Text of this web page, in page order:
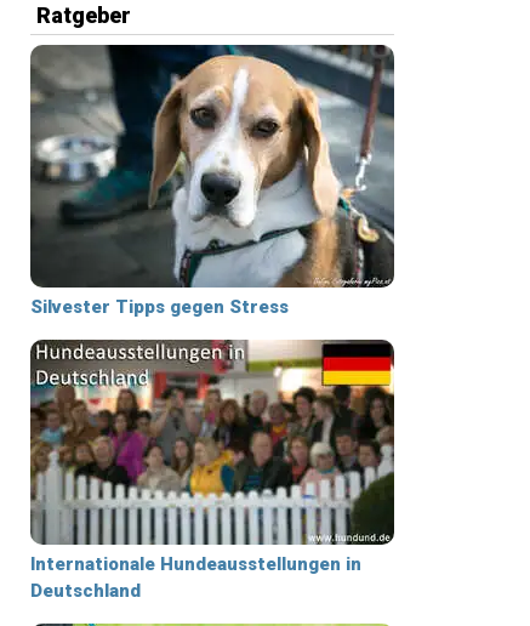
Ratgeber
Silvester Tipps gegen Stress
Internationale Hundeausstellungen in
Deutschland